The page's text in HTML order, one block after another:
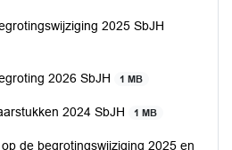
2025 SbJH
2026 SbJH 1 MB
2024 SbJH 1 MB
de begrotingswijziging 2025 en